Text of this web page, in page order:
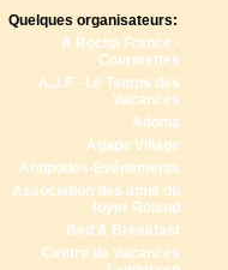
Quelques organisateurs:
A Rocha France -
Courmettes
A.J.F - Le Temps des
Vacances
Adonia
Agape Village
Antipodes-Evénements
Association des amis du
foyer Roland
Bed & Breakfast
Centre de Vacances